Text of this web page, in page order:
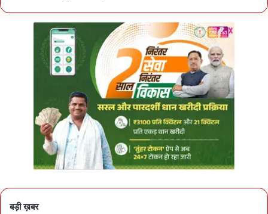
बड़ी ख़बर